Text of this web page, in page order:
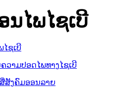
ນໄພໄຊເບີ
ຊເບີ
າມປອດໄພທາງໄຊເບີ
ສັງຄົມອອນລາຍ